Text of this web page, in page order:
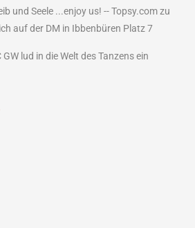
und Seele ...enjoy us! -- Topsy.comzu
auf der DM in Ibbenbüren Platz 7
GW lud in die Welt des Tanzens ein